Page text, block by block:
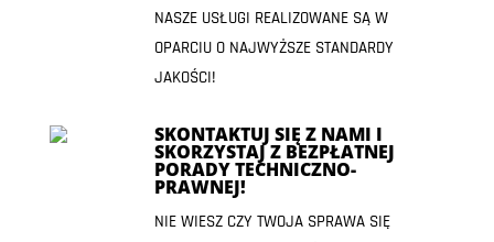
NASZE USŁUGI REALIZOWANE SĄ W
OPARCIU O NAJWYŻSZE STANDARDY
JAKOŚCI!
SKONTAKTUJ SIĘ Z NAMI I
SKORZYSTAJ Z BEZPŁATNEJ
PORADY TECHNICZNO-
PRAWNEJ!
NIE WIESZ CZY TWOJA SPRAWA SIĘ